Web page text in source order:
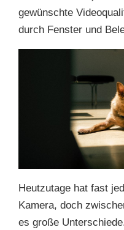
gewünschte
durch Fenster und
Heutzutage hat fast
Kamera, doch
es große